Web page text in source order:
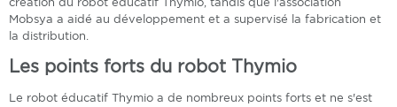
Mobsya a aidé au développement et a supervisé la fabrication et
la distribution.
Les points forts du robot Thymio
Le robot éducatif Thymio a de nombreux points forts et ne s'est